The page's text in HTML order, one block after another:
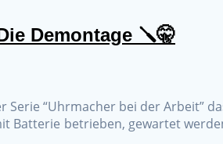
Demontage 🪛🤫
Serie “Uhrmacher bei der Arbeit”
Batterie betrieben, gewartet